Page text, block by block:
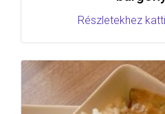
Részletekhez